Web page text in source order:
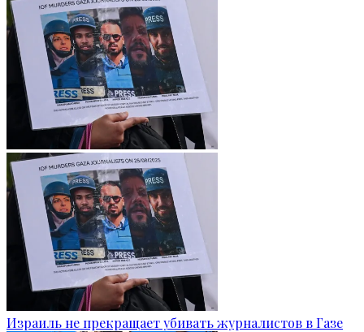
Израиль не прекращает убивать журналистов в Газе